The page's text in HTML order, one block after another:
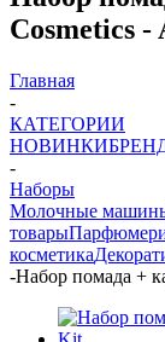
Cosmetics
Главная
-
КАТЕГОРИИ
НОВИНКИ
-
Наборы
Молочные
товары
косметика
-Набор помада +